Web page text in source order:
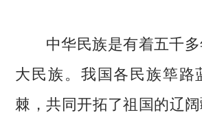
中华民族是有着五千多
大民族。我国各民族筚路
棘，共同开拓了祖国的辽